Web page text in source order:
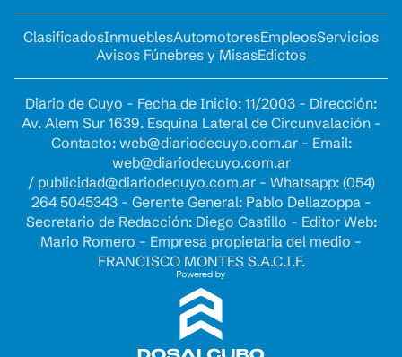
ClasificadosInmueblesAutomotoresEmpleosServicios
Avisos Fúnebres y MisasEdictos
Diario de Cuyo - Fecha de Inicio: 11/2003 - Dirección:
Av. Alem Sur 1639. Esquina Lateral de Circunvalación -
Contacto: web@diariodecuyo.com.ar- Email:
web@diariodecuyo.com.ar
/ publicidad@diariodecuyo.com.ar- Whatsapp: (054)
264 5045343 - Gerente General: Pablo Dellazoppa -
Secretario de Redacción: Diego Castillo - Editor Web:
Mario Romero - Empresa propietaria del medio -
FRANCISCO MONTES S.A.C.I.F.